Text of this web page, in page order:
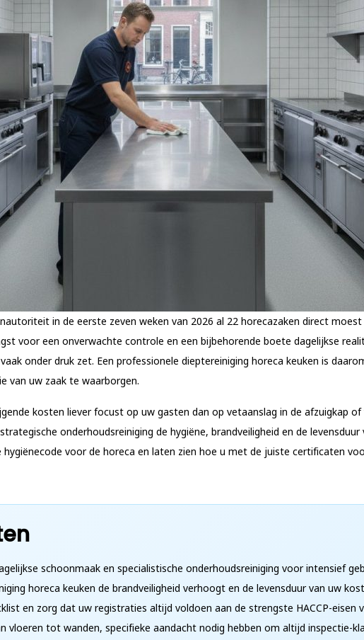
in de eerste zeven weken van 2026 al 22 horecazaken direct
voor een onverwachte controle en een bijbehorende boete dagelijkse
onder druk zet. Een professionele dieptereiniging horeca keuken is
van uw zaak te waarborgen.
kosten liever focust op uw gasten dan op vetaanslag in de afzuigkap
onderhoudsreiniging de hygiëne, brandveiligheid en de
voor de horeca en laten zien hoe u met de juiste certificaten
schoonmaak en specialistische onderhoudsreiniging voor intensief
horeca keuken de brandveiligheid verhoogt en de levensduur van uw
en zorg dat uw registraties altijd voldoen aan de strengste HACCP-eisen
vloeren tot wanden, specifieke aandacht nodig hebben om altijd inspectie-